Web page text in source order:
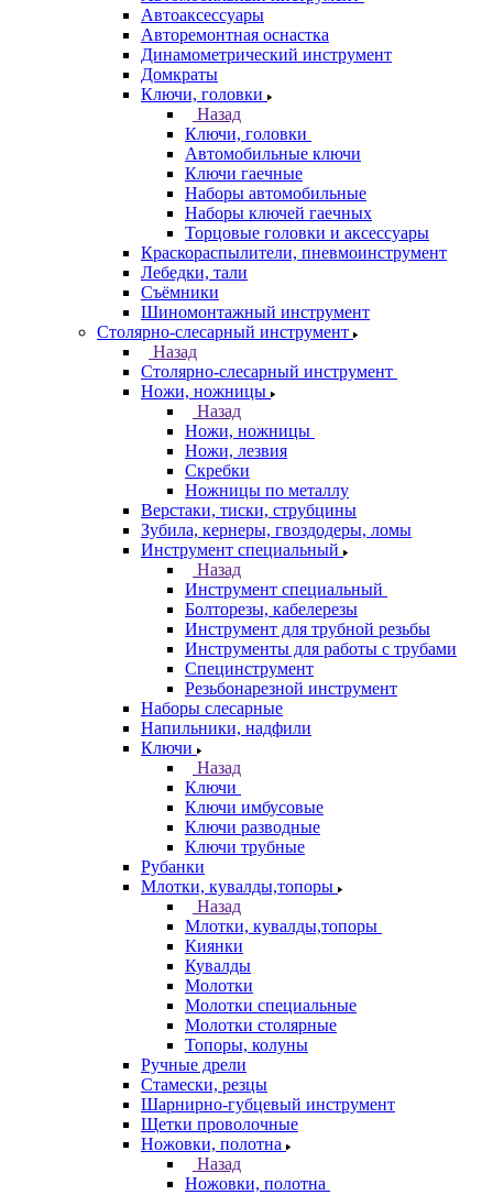
Автоаксессуары
Авторемонтная оснастка
Динамометрический инструмент
Домкраты
Ключи, головки
Назад
Ключи, головки
Автомобильные ключи
Ключи гаечные
Наборы автомобильные
Наборы ключей гаечных
Торцовые головки и аксессуары
Краскораспылители, пневмоинструмент
Лебедки, тали
Съёмники
Шиномонтажный инструмент
Столярно-слесарный инструмент
Назад
Столярно-слесарный инструмент
Ножи, ножницы
Назад
Ножи, ножницы
Ножи, лезвия
Скребки
Ножницы по металлу
Верстаки, тиски, струбцины
Зубила, кернеры, гвоздодеры, ломы
Инструмент специальный
Назад
Инструмент специальный
Болторезы, кабелерезы
Инструмент для трубной резьбы
Инструменты для работы с трубами
Специнструмент
Резьбонарезной инструмент
Наборы слесарные
Напильники, надфили
Ключи
Назад
Ключи
Ключи имбусовые
Ключи разводные
Ключи трубные
Рубанки
Млотки, кувалды,топоры
Назад
Млотки, кувалды,топоры
Киянки
Кувалды
Молотки
Молотки специальные
Молотки столярные
Топоры, колуны
Ручные дрели
Стамески, резцы
Шарнирно-губцевый инструмент
Щетки проволочные
Ножовки, полотна
Назад
Ножовки, полотна